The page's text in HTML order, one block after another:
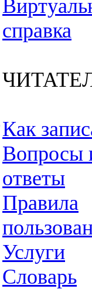
справка
Как
Вопросы
ответы
Правила
Услуги
Словарь